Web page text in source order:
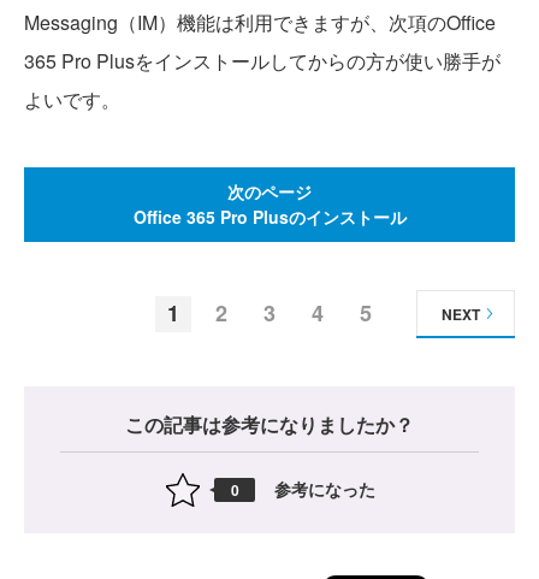
Messaging（IM）機能は利用できますが、次項のOffice
365 Pro Plusをインストールしてからの方が使い勝手が
よいです。
次のページ
Office 365 Pro Plusのインストール
1 2 3 4 5 NEXT
この記事は参考になりましたか？
0 参考になった